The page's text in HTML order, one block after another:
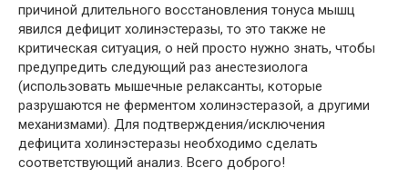
причиной длительного восстановления тонуса мышц
явился дефицит холинэстеразы, то это также не
критическая ситуация, о ней просто нужно знать, чтобы
предупредить следующий раз анестезиолога
(использовать мышечные релаксанты, которые
разрушаются не ферментом холинэстеразой, а другими
механизмами). Для подтверждения/исключения
дефицита холинэстеразы необходимо сделать
соответствующий анализ. Всего доброго!